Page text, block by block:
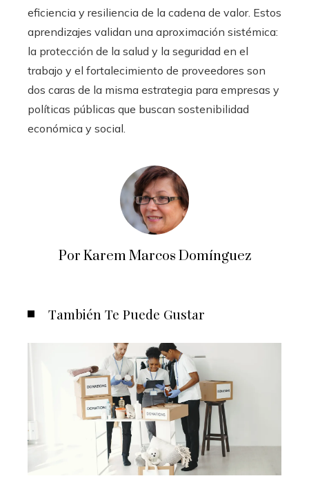
eficiencia y resiliencia de la cadena de valor. Estos
aprendizajes validan una aproximación sistémica:
la protección de la salud y la seguridad en el
trabajo y el fortalecimiento de proveedores son
dos caras de la misma estrategia para empresas y
políticas públicas que buscan sostenibilidad
económica y social.
Por Karem Marcos Domínguez
También Te Puede Gustar